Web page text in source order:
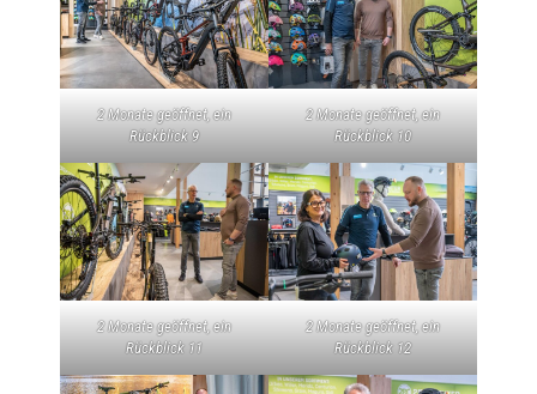
2 Monate geöffnet, ein
Rückblick 9
2 Monate geöffnet, ein
Rückblick 10
2 Monate geöffnet, ein
Rückblick 11
2 Monate geöffnet, ein
Rückblick 12